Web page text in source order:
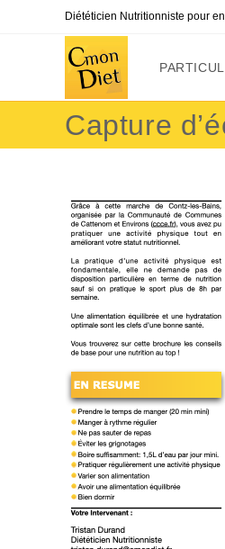
Diététicien Nutritionniste pour
Capture